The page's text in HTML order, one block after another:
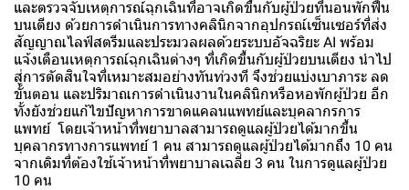
และตรวจจับเหตุการณ์ฉุกเฉินที่อาจเกิดขึ้นกับผู้ป่วยที่นอนพักฟื้น
บนเตียง ด้วยการดำเนินการทางคลินิกจากอุปกรณ์เซ็นเซอร์ที่ส่ง
สัญญาณไลฟ์สตรีมและประมวลผลด้วยระบบอัจฉริยะ AI พร้อม
แจ้งเตือนเหตุการณ์ฉุกเฉินต่างๆ ที่เกิดขึ้นกับผู้ป่วยบนเตียง นำไป
สู่การตัดสินใจที่เหมาะสมอย่างทันท่วงที จึงช่วยแบ่งเบาภาระ ลด
ขั้นตอน และปริมาณการดำเนินงานในคลินิกหรือหอพักผู้ป่วย อีก
ทั้งยังช่วยแก้ไขปัญหาการขาดแคลนแพทย์และบุคลากรการ
แพทย์ โดยเจ้าหน้าที่พยาบาลสามารถดูแลผู้ป่วยได้มากขึ้น
บุคลากรทางการแพทย์ 1 คน สามารถดูแลผู้ป่วยได้มากถึง 10 คน
จากเดิมที่ต้องใช้เจ้าหน้าที่พยาบาลเฉลี่ย 3 คน ในการดูแลผู้ป่วย
10 คน